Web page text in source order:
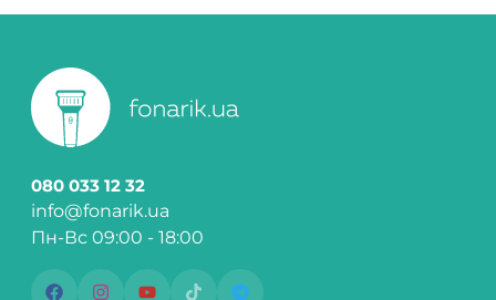
080 033 12 32
info@fonarik.ua
Пн-Вс 09:00 - 18:00